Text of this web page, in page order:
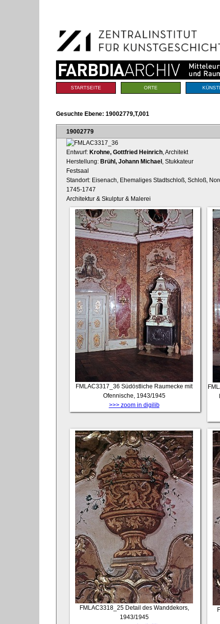
Navigation
Sektionen
STARTSEITE ORTE
Gesuchte Ebene: 19002779,T,001
19002779
Entwurf: Krohne, Gottfried Heinrich , Architekt
Herstellung: Brühl, Johann Michael , Stukkateur
Festsaal
Standort: Eisenach, Ehemaliges Stadtschloß, Schloß,
1745-1747
Architektur & Skulptur & Malerei
FMLAC3317_36 Südöstliche Raumecke mit
Ofennische, 1943/1945
>>> zoom in digilib
FMLAC3318_25 Detail des Wanddekors,
1943/1945